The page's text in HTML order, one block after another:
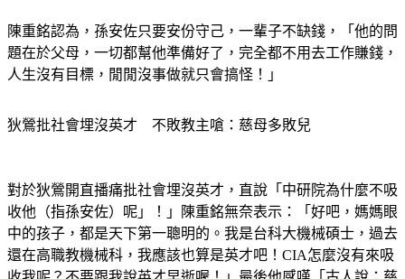
陳重銘認為，孫安佐只要安份守己，一輩子不缺錢，「他的問
題在於父母，一切都幫他準備好了，完全都不用去工作賺錢，
人生沒有目標，閒閒沒事做就只會搞怪！」
狄鶯批社會埋沒英才　不敗教主嗆：慈母多敗兒
對於狄鶯開直播痛批社會埋沒英才，直說「中研院為什麼不吸
收他（指孫安佐）呢」！」陳重銘無奈表示：「好吧，媽媽眼
中的孩子，都是天下第一聰明的。我是台科大機械碩士，過去
還在高職教機械科，我應該也算是英才吧！CIA怎麼沒有來吸